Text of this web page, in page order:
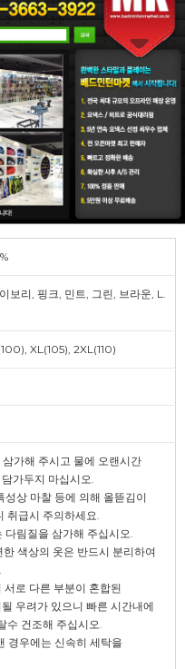
보리, 핑크, 민트, 그린, 브라운, L.
XL(105), 2XL(110)
삼가해 주시고 물에 오랜시간
가두지 마십시오.
성상 마찰 등에 의해 올뜯김이
취급시 주의하세요.
다림질을 삼가해 주십시오.
색상의 옷은 반드시 분리하여
서로 다른 부분이 혼합된
우려가 있으니 빠른 시간내에
수 건조해 주십시오.
경우에는 신속히 세탁을